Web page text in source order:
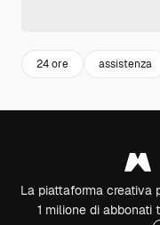
24 ore assistenza
La piattaforma creativa
1 milione di abbonati